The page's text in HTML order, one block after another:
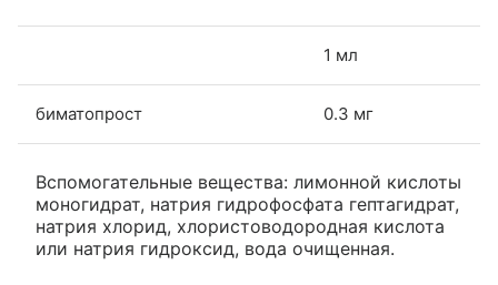
1 мл
биматопрост 0.3 мг
Вспомогательные вещества: лимонной кислоты
моногидрат, натрия гидрофосфата гептагидрат,
натрия хлорид, хлористоводородная кислота
или натрия гидроксид, вода очищенная.